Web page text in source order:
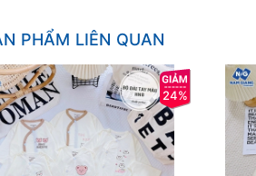
PHẨM LIÊN QUAN
24%